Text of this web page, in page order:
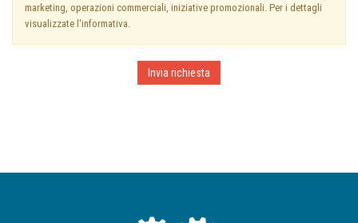
marketing, operazioni commerciali, iniziative promozionali. Per i dettagli
visualizzate l'informativa.